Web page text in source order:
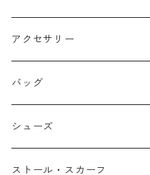
アクセサリー
ネックレス
バングル
ピアス/イヤリング
バッグ
本革
布帛
シューズ
サンダル/ミュール
ストール・スカーフ